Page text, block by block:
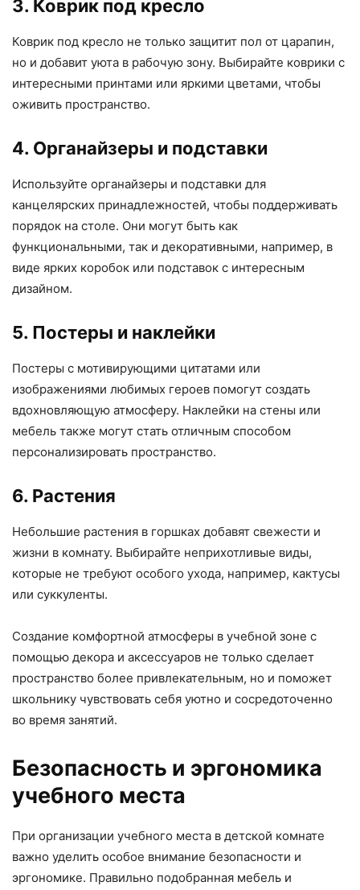
3. Коврик под кресло
Коврик под кресло не только защитит пол от царапин,
но и добавит уюта в рабочую зону. Выбирайте коврики с
интересными принтами или яркими цветами, чтобы
оживить пространство.
4. Органайзеры и подставки
Используйте органайзеры и подставки для
канцелярских принадлежностей, чтобы поддерживать
порядок на столе. Они могут быть как
функциональными, так и декоративными, например, в
виде ярких коробок или подставок с интересным
дизайном.
5. Постеры и наклейки
Постеры с мотивирующими цитатами или
изображениями любимых героев помогут создать
вдохновляющую атмосферу. Наклейки на стены или
мебель также могут стать отличным способом
персонализировать пространство.
6. Растения
Небольшие растения в горшках добавят свежести и
жизни в комнату. Выбирайте неприхотливые виды,
которые не требуют особого ухода, например, кактусы
или суккуленты.
Создание комфортной атмосферы в учебной зоне с
помощью декора и аксессуаров не только сделает
пространство более привлекательным, но и поможет
школьнику чувствовать себя уютно и сосредоточенно
во время занятий.
Безопасность и эргономика
учебного места
При организации учебного места в детской комнате
важно уделить особое внимание безопасности и
эргономике. Правильно подобранная мебель и